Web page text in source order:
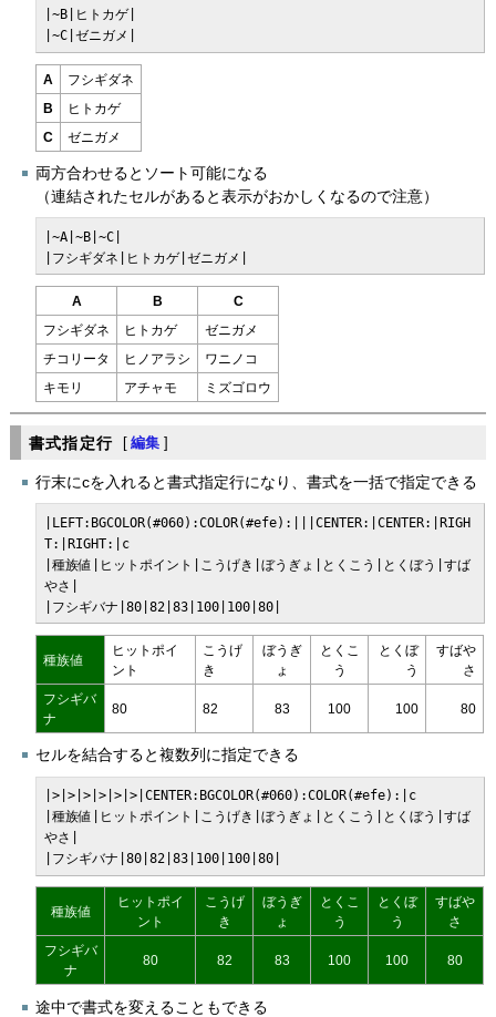
|~B|ヒトカゲ|
|~C|ゼニガメ|
A フシギダネ
B ヒトカゲ
C ゼニガメ
両方合わせるとソート可能になる
（連結されたセルがあると表示がおかしくなるので注意）
|~A|~B|~C|
|フシギダネ|ヒトカゲ|ゼニガメ|
A B C
フシギダネ ヒトカゲ ゼニガメ
チコリータ ヒノアラシ ワニノコ
キモリ アチャモ ミズゴロウ
書式指定行 [ 編集 ]
行末にcを入れると書式指定行になり、書式を一括で指定できる
|LEFT:BGCOLOR(#060):COLOR(#efe):|||CENTER:|CENTER:|RIGH
T:|RIGHT:|c
|種族値|ヒットポイント|こうげき|ぼうぎょ|とくこう|とくぼう|すば
やさ|
|フシギバナ|80|82|83|100|100|80|
種族値
ヒットポイ
ント
こうげ
き
ぼうぎ
ょ
とくこ
う
とくぼ
う
すばや
さ
フシギバ
ナ
80 82 83 100 100 80
セルを結合すると複数列に指定できる
|>|>|>|>|>|>|CENTER:BGCOLOR(#060):COLOR(#efe):|c
|種族値|ヒットポイント|こうげき|ぼうぎょ|とくこう|とくぼう|すば
やさ|
|フシギバナ|80|82|83|100|100|80|
種族値
ヒットポイ
ント
こうげ
き
ぼうぎ
ょ
とくこ
う
とくぼ
う
すばや
さ
フシギバ
ナ
80 82 83 100 100 80
途中で書式を変えることもできる